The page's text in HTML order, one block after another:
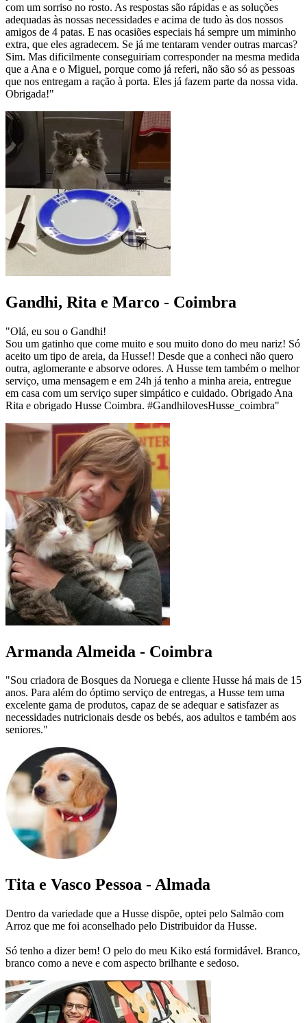
com um sorriso no rosto. As respostas são rápidas e as soluções
adequadas às nossas necessidades e acima de tudo às dos nossos
amigos de 4 patas. E nas ocasiões especiais há sempre um miminho
extra, que eles agradecem. Se já me tentaram vender outras marcas?
Sim. Mas dificilmente conseguiriam corresponder na mesma medida
que a Ana e o Miguel, porque como já referi, não são só as pessoas
que nos entregam a ração à porta. Eles já fazem parte da nossa vida.
Obrigada!"
Gandhi, Rita e Marco - Coimbra
"Olá, eu sou o Gandhi!
Sou um gatinho que come muito e sou muito dono do meu nariz! Só
aceito um tipo de areia, da Husse!! Desde que a conheci não quero
outra, aglomerante e absorve odores. A Husse tem também o melhor
serviço, uma mensagem e em 24h já tenho a minha areia, entregue
em casa com um serviço super simpático e cuidado. Obrigado Ana
Rita e obrigado Husse Coimbra. #GandhilovesHusse_coimbra"
Armanda Almeida - Coimbra
"Sou criadora de Bosques da Noruega e cliente Husse há mais de 15
anos. Para além do óptimo serviço de entregas, a Husse tem uma
excelente gama de produtos, capaz de se adequar e satisfazer as
necessidades nutricionais desde os bebés, aos adultos e também aos
seniores."
Tita e Vasco Pessoa - Almada
Dentro da variedade que a Husse dispõe, optei pelo Salmão com
Arroz que me foi aconselhado pelo Distribuidor da Husse.
Só tenho a dizer bem! O pelo do meu Kiko está formidável. Branco,
branco como a neve e com aspecto brilhante e sedoso.